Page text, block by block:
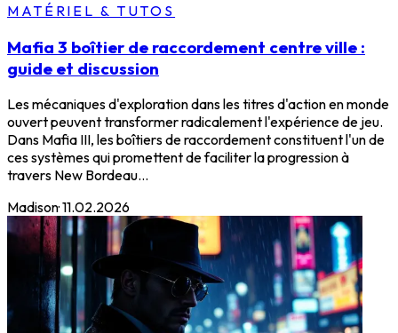
MATÉRIEL & TUTOS
Mafia 3 boîtier de raccordement centre ville :
guide et discussion
Les mécaniques d'exploration dans les titres d'action en monde
ouvert peuvent transformer radicalement l'expérience de jeu.
Dans Mafia III, les boîtiers de raccordement constituent l'un de
ces systèmes qui promettent de faciliter la progression à
travers New Bordeau...
Madison·11.02.2026